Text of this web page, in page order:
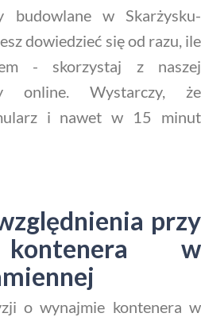
budowlane w Skarżysku-
dowiedzieć się od razu, ile
- skorzystaj z naszej
online. Wystarczy, że
i nawet w 15 minut
przy
w
o wynajmie kontenera w